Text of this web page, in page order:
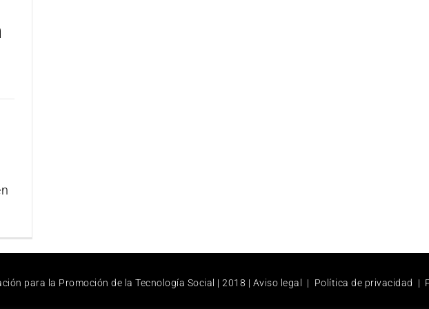
para la Promoción de la Tecnología Social | 2018 | Aviso legal | Política de privacidad |